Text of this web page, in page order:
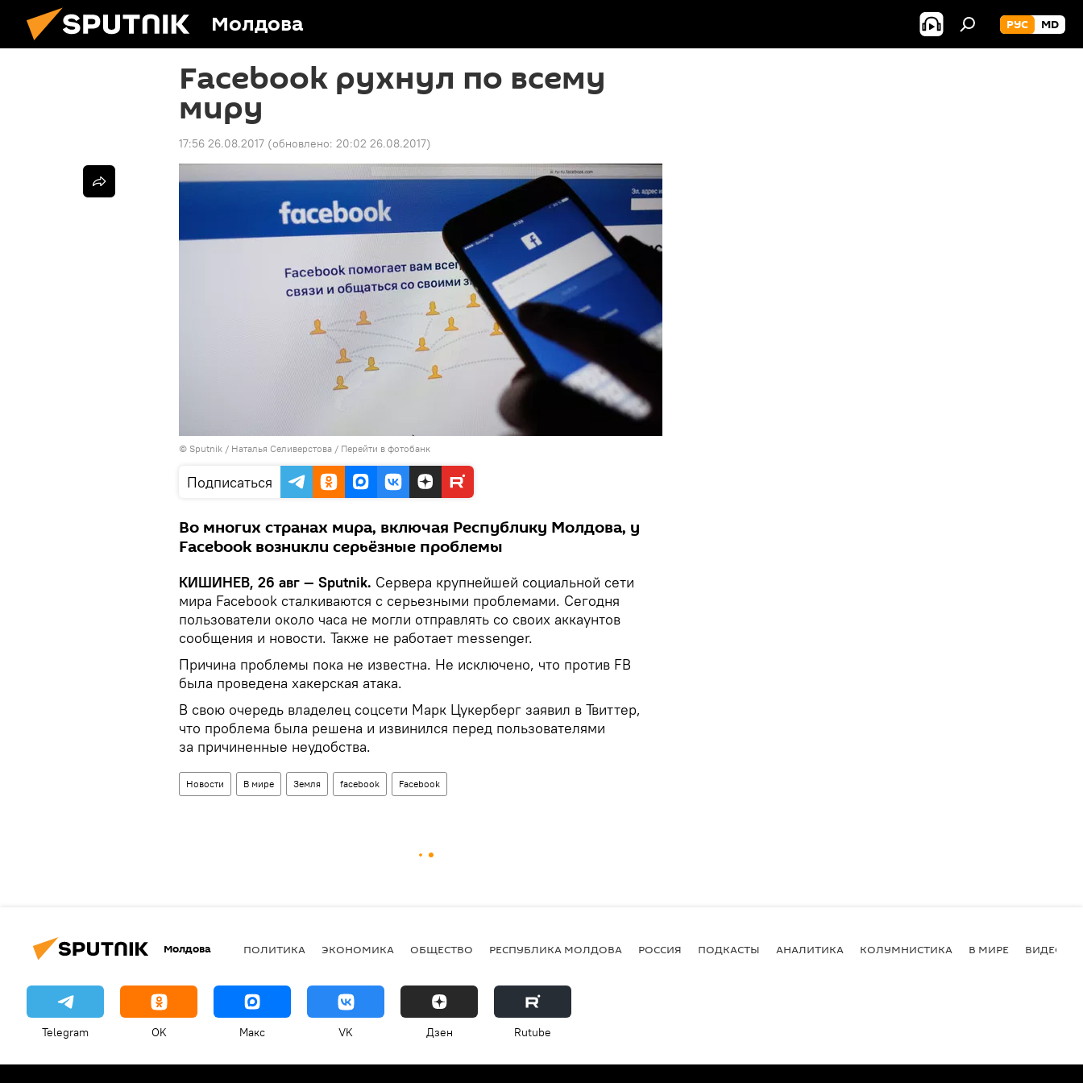
Молдова РУС MD
Facebook рухнул по всему
миру
17:56 26.08.2017 (обновлено: 20:02 26.08.2017)
© Sputnik / Наталья Селиверстова / Перейти в фотобанк
Подписаться
Во многих странах мира, включая Республику Молдова, у
Facebook возникли серьёзные проблемы
КИШИНЕВ, 26 авг — Sputnik. Сервера крупнейшей социальной сети
мира Facebook сталкиваются с серьезными проблемами. Сегодня
пользователи около часа не могли отправлять со своих аккаунтов
сообщения и новости. Также не работает messenger.
Причина проблемы пока не известна. Не исключено, что против FB
была проведена хакерская атака.
В свою очередь владелец соцсети Марк Цукерберг заявил в Твиттер,
что проблема была решена и извинился перед пользователями
за причиненные неудобства.
Новости В мире Земля facebook Facebook
Молдова ПОЛИТИКА ЭКОНОМИКА ОБЩЕСТВО РЕСПУБЛИКА МОЛДОВА РОССИЯ ПОДКАСТЫ АНАЛИТИКА КОЛУМНИСТИКА В МИРЕ ВИДЕО
Telegram OK Макс VK Дзен Rutube